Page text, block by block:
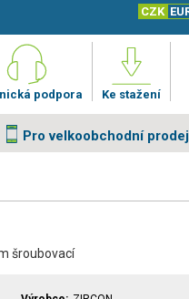
CZK
Ke stažení
podpora
Pro velkoobchodní
šroubovací